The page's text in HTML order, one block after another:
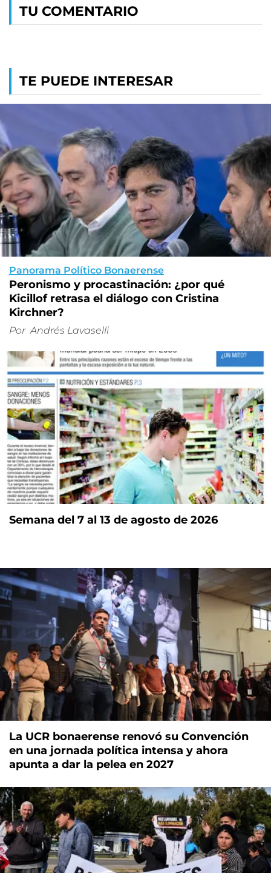
TU COMENTARIO
TE PUEDE INTERESAR
Panorama Político Bonaerense
Peronismo y procastinación: ¿por qué
Kicillof retrasa el diálogo con Cristina
Kirchner?
Por Andrés Lavaselli
Semana del 7 al 13 de agosto de 2026
La UCR bonaerense renovó su Convención
en una jornada política intensa y ahora
apunta a dar la pelea en 2027